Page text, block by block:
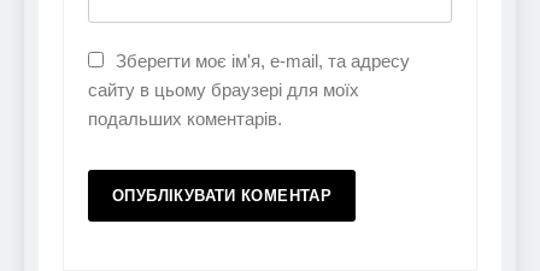
Зберегти моє ім'я, e-mail, та адресу
сайту в цьому браузері для моїх
подальших коментарів.